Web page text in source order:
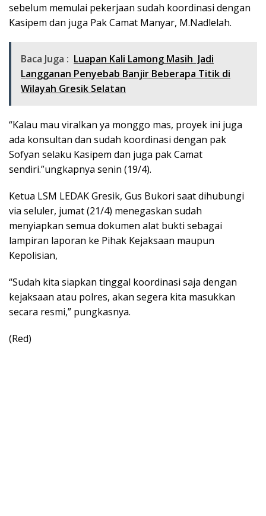
sebelum memulai pekerjaan sudah koordinasi dengan
Kasipem dan juga Pak Camat Manyar, M.Nadlelah.
Baca Juga : Luapan Kali Lamong Masih Jadi
Langganan Penyebab Banjir Beberapa Titik di
Wilayah Gresik Selatan
“Kalau mau viralkan ya monggo mas, proyek ini juga
ada konsultan dan sudah koordinasi dengan pak
Sofyan selaku Kasipem dan juga pak Camat
sendiri.”ungkapnya senin (19/4).
Ketua LSM LEDAK Gresik, Gus Bukori saat dihubungi
via seluler, jumat (21/4) menegaskan sudah
menyiapkan semua dokumen alat bukti sebagai
lampiran laporan ke Pihak Kejaksaan maupun
Kepolisian,
“Sudah kita siapkan tinggal koordinasi saja dengan
kejaksaan atau polres, akan segera kita masukkan
secara resmi,” pungkasnya.
(Red)